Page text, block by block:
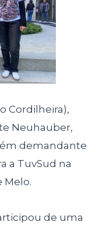
Cordilheira),
Neuhauber,
demandante
a TuvSud na
Melo.
de uma